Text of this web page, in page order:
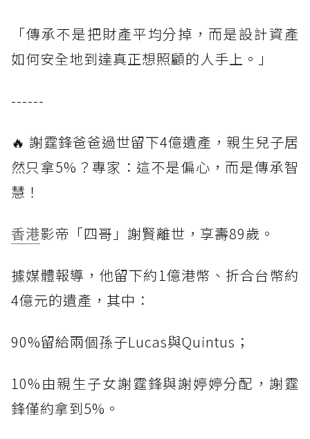
「傳承不是把財產平均分掉，而是設計資產
如何安全地到達真正想照顧的人手上。」
------
🔥 謝霆鋒爸爸過世留下4億遺產，親生兒子居
然只拿5%？專家：這不是偏心，而是傳承智
慧！
香港影帝「四哥」謝賢離世，享壽89歲。
據媒體報導，他留下約1億港幣、折合台幣約
4億元的遺產，其中：
90%留給兩個孫子Lucas與Quintus；
10%由親生子女謝霆鋒與謝婷婷分配，謝霆
鋒僅約拿到5%。